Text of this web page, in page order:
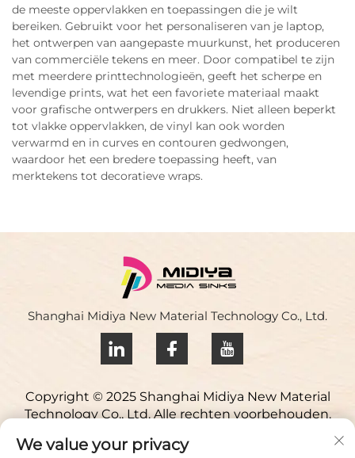
de meeste oppervlakken en toepassingen die je wilt
bereiken. Gebruikt voor het personaliseren van je laptop,
het ontwerpen van aangepaste muurkunst, het produceren
van commerciële tekens en meer. Door compatibel te zijn
met meerdere printtechnologieën, geeft het scherpe en
levendige prints, wat het een favoriete materiaal maakt
voor grafische ontwerpers en drukkers. Niet alleen beperkt
tot vlakke oppervlakken, de vinyl kan ook worden
verwarmd en in curves en contouren gedwongen,
waardoor het een bredere toepassing heeft, van
merktekens tot decoratieve wraps.
Shanghai Midiya New Material Technology Co., Ltd.
Copyright © 2025 Shanghai Midiya New Material
Technology Co., Ltd. Alle rechten voorbehouden.
Privacybeleid
We value your privacy